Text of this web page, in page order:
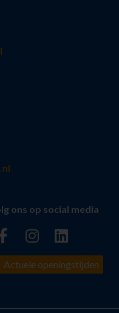
ons op social media
Actuele openingstijden